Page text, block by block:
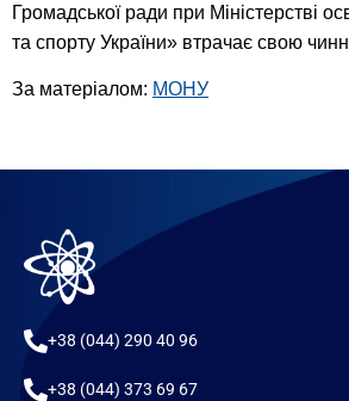
Громадської ради при Міністерстві
та спорту України» втрачає свою
За матеріалом: МОНУ
+38 (044) 290 40 96
+38 (044) 373 69 67